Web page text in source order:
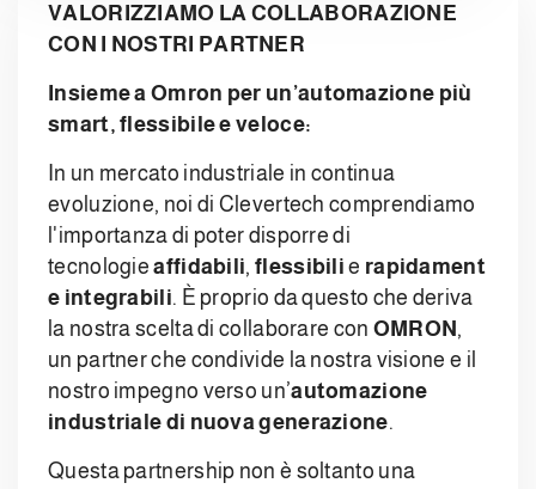
VALORIZZIAMO LA COLLABORAZIONE
CON I NOSTRI PARTNER
Insieme a Omron per un’automazione più
smart, flessibile e veloce:
In un mercato industriale in continua
evoluzione, noi di Clevertech comprendiamo
l'importanza di poter disporre di
tecnologieaffidabili, flessibili e rapidament
e integrabili. È proprio da questo che deriva
la nostra scelta di collaborare con OMRON ,
un partner che condivide la nostra visione e il
nostro impegno verso un’automazione
industriale di nuova generazione.
Questa partnership non è soltanto una